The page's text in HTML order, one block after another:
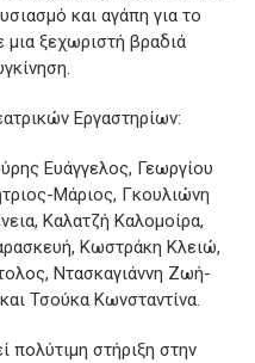
και αγάπη για το
ξεχωριστή βραδιά
Εργαστηρίων:
Ευάγγελος, Γεωργίου
Μάριος, Γκουλιώνη
Καλατζή Καλομοίρα,
Κωστράκη Κλειώ,
Ντασκαγιάννη Ζωή-
Τσούκα Κωνσταντίνα.
πολύτιμη στήριξη στην